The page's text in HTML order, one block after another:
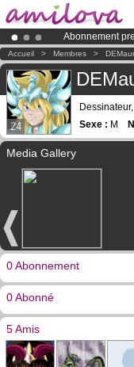
Abonnement
Déjà 100000
LeKickstarter
Accueil > Membres >
24
Sexe : M
Media Gallery
0 Abonnement
0 Abonné
5 Amis